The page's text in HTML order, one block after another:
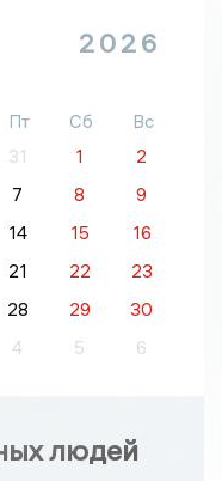
2026
Пт Сб
Вс
31 1
2
7 8
9
14 15
16
21 22
23
28 29
30
4 5 6
людей